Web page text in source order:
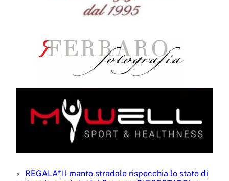
« REGALA*Il manto stradale rispecchia lo stato di